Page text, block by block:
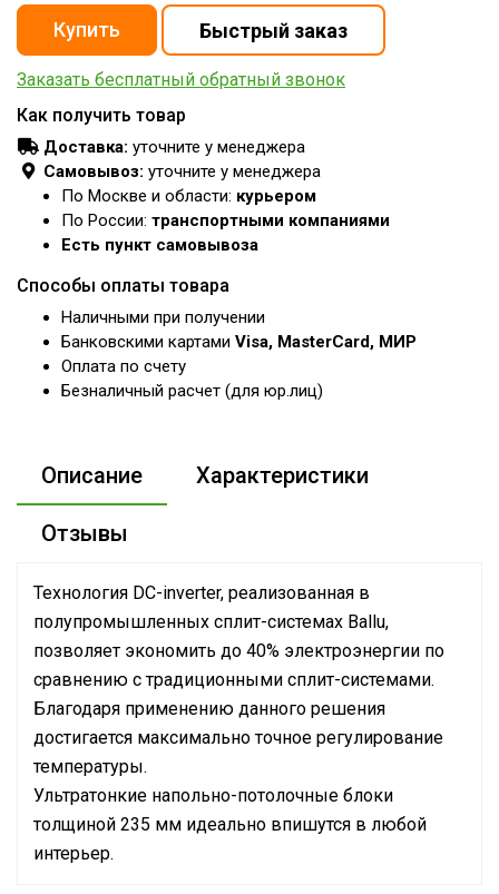
Заказать бесплатный обратный звонок
Как получить товар
Доставка: уточните у менеджера
Самовывоз: уточните у менеджера
По Москве и области: курьером
По России: транспортными компаниями
Есть пункт самовывоза
Способы оплаты товара
Наличными при получении
Банковскими картами Visa, MasterCard, МИР
Оплата по счету
Безналичный расчет (для юр.лиц)
Описание Характеристики
Отзывы
Технология DC-inverter, реализованная в
полупромышленных сплит-системах Ballu,
позволяет экономить до 40% электроэнергии по
сравнению с традиционными сплит-системами.
Благодаря применению данного решения
достигается максимально точное регулирование
температуры.
Ультратонкие напольно-потолочные блоки
толщиной 235 мм идеально впишутся в любой
интерьер.